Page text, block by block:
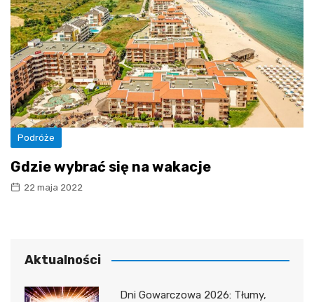
Podróże
Gdzie wybrać się na wakacje
22 maja 2022
Aktualności
Dni Gowarczowa 2026: Tłumy,